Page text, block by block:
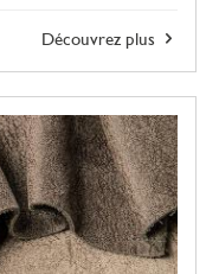
Découvrez plus